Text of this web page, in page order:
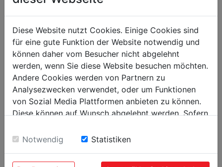
Gewicht
Nettogewicht in kg
Bruttogewicht in kg
Versandmaße
Verpackungshöhe in mm
160
Verpackungsbreite in mm
Verpackungslänge in mm
500
Diese Website nutzt Cookies. Einige Cookies sind
für eine gute Funktion der Website notwendig und
können daher vom Besucher nicht abgelehnt
werden, wenn Sie diese Website besuchen möchten.
Andere Cookies werden von Partnern zu
Analysezwecken verwendet, oder um Funktionen
von Sozial Media Plattformen anbieten zu können.
Diese können auf Wunsch abgelehnt werden. Sofern
Einwilligung zu unseren Cookies.
Notwendig Statistiken